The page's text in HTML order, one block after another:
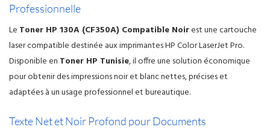
Professionnelle
Le Toner HP 130A (CF350A) Compatible Noirest une cartouche
laser compatible destinée aux imprimantes HP Color LaserJet Pro.
Disponible en Toner HP Tunisie, il offre une solution économique
pour obtenir des impressions noir et blanc nettes, précises et
adaptées à un usage professionnel et bureautique.
Texte Net et Noir Profond pour Documents